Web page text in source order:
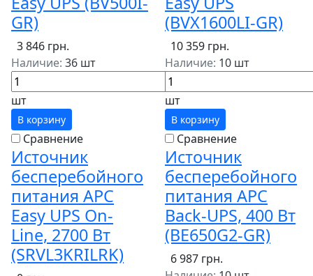
GR)
3 846 грн.
Наличие: 36 шт
шт
В корзину
Сравнение
(BVX1600LI-GR)
10 359 грн.
Наличие: 10 шт
шт
В корзину
Сравнение
Источник
бесперебойного
питания APC
Easy UPS On-
Line, 2700 Вт
(SRVL3KRILRK)
Источник
бесперебойного
питания APC
Back-UPS, 400 Вт
(BE650G2-GR)
6 987 грн.